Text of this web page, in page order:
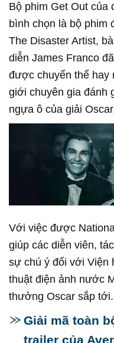
Bộ phim Get Out của
bình chọn là bộ phim
The Disaster Artist,
diễn James Franco
được chuyển thể
giới chuyên gia đánh
ngựa ô của giải
Với việc được
giúp các diễn viên,
sự chú ý đối với Viện
thuật điện ảnh nước
thưởng Oscar sắp tới.
Giải mã toàn
trailer của